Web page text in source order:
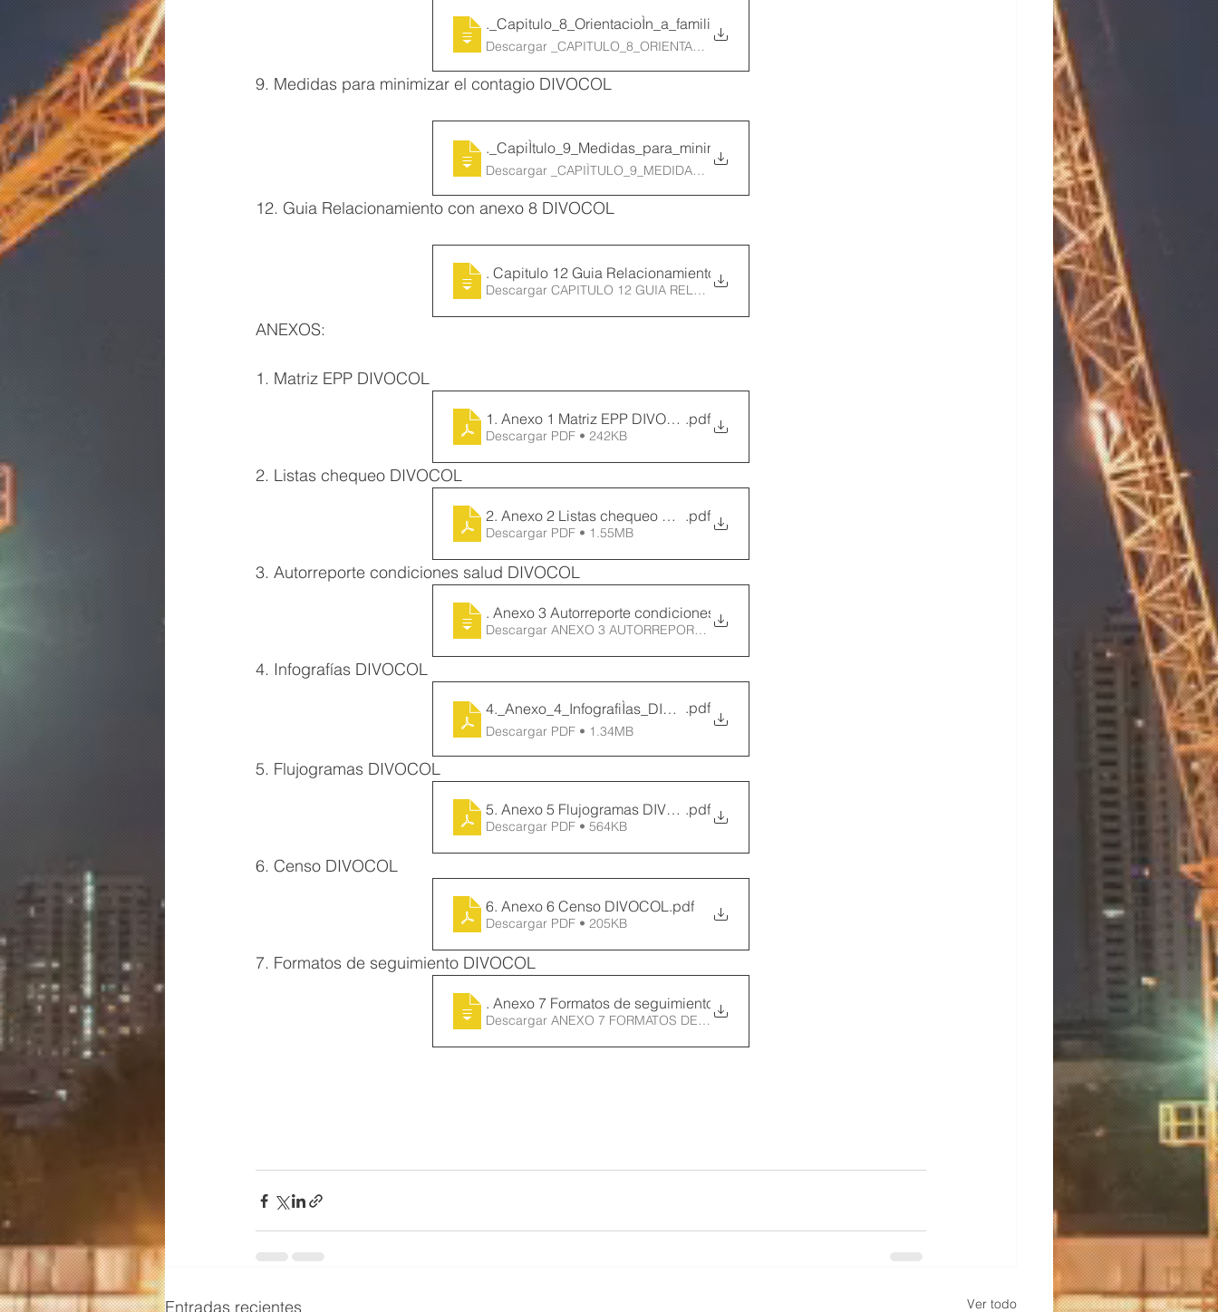
8._Capitulo_8_OrientacioÌn_a_familias_D
Descargar _CAPITULO_8_ORIENTACIOÌN_A_FAMILIAS_D • 960KB
9. Medidas para minimizar el contagio DIVOCOL
9._CapiÌtulo_9_Medidas_para_minimizar_e
Descargar _CAPIÌTULO_9_MEDIDAS_PARA_MINIMIZAR_E • 1.06MB
12. Guia Relacionamiento con anexo 8 DIVOCOL
12
. Capitulo 12 Guia Relacionamiento con
Descargar CAPITULO 12 GUIA RELACIONAMIENTO CON • 2.07MB
ANEXOS:
1. Matriz EPP DIVOCOL
1. Anexo 1 Matriz EPP DIVOCOL.pdf
Descargar PDF • 242KB
2. Listas chequeo DIVOCOL
2. Anexo 2 Listas chequeo DIVOCOL
.pdf
Descargar PDF • 1.55MB
3. Autorreporte condiciones salud DIVOCOL
3
. Anexo 3 Autorreporte condiciones salu
Descargar ANEXO 3 AUTORREPORTE CONDICIONES SALU • 353KB
4. Infografías DIVOCOL
4._Anexo_4_InfografiÌas_DIVOCOL
.pdf
Descargar PDF • 1.34MB
5. Flujogramas DIVOCOL
5. Anexo 5 Flujogramas DIVOCOL
.pdf
Descargar PDF • 564KB
6. Censo DIVOCOL
6. Anexo 6 Censo DIVOCOL.pdf
Descargar PDF • 205KB
7. Formatos de seguimiento DIVOCOL
7
. Anexo 7 Formatos de seguimiento DIVOC
Descargar ANEXO 7 FORMATOS DE SEGUIMIENTO DIVOC • 210KB
Entradas recientes Ver todo